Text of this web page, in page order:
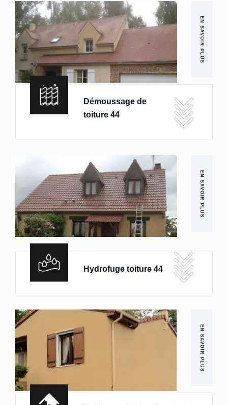
EN SAVOIR PLUS
Démoussage de
toiture 44
EN SAVOIR PLUS
Hydrofuge toiture 44
EN SAVOIR PLUS